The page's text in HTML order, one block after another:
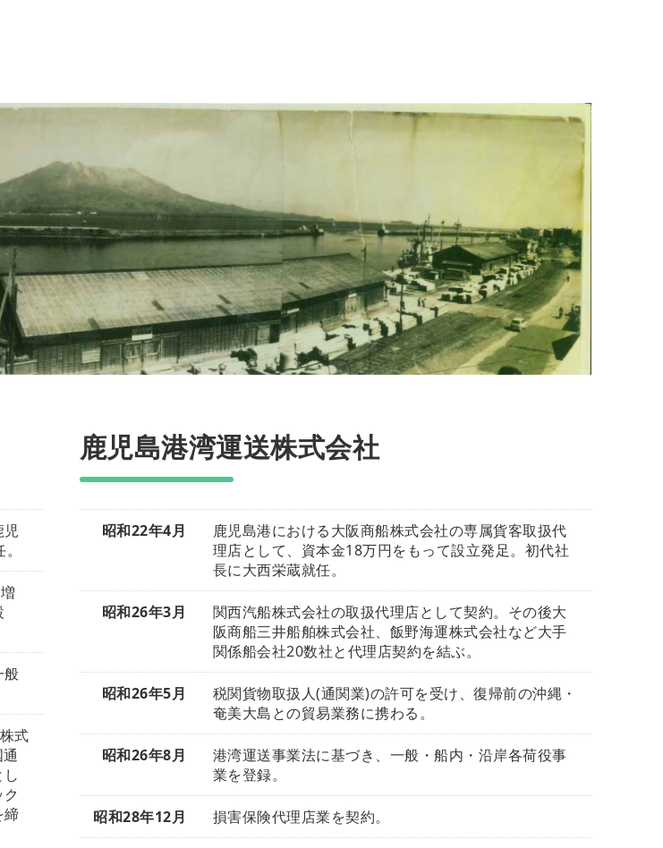
般
式
締
鹿児島港湾運送株式会社
昭和22年4月
鹿児島港における大阪商船株式会社の専属貨客取扱代
理店として、資本金18万円をもって設立発足。初代社
長に大西栄蔵就任。
昭和26年3月
関西汽船株式会社の取扱代理店として契約。その後大
阪商船三井船舶株式会社、飯野海運株式会社など大手
関係船会社20数社と代理店契約を結ぶ。
昭和26年5月
税関貨物取扱人(通関業)の許可を受け、復帰前の沖縄・
奄美大島との貿易業務に携わる。
昭和26年8月
港湾運送事業法に基づき、一般・船内・沿岸各荷役事
業を登録。
昭和28年12月 損害保険代理店業を契約。